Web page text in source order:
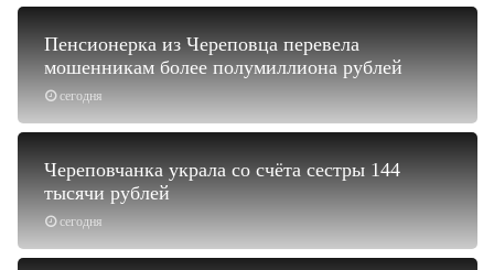
сегодня
Пенсионерка из Череповца перевела
мошенникам более полумиллиона рублей
сегодня
Череповчанка украла со счёта сестры 144
тысячи рублей